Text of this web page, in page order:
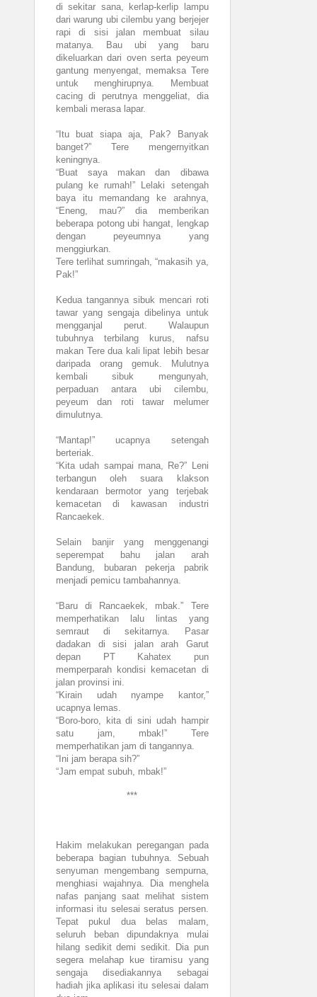
di sekitar sana, kerlap-kerlip lampu
dari warung ubi cilembu yang berjejer
rapi di sisi jalan membuat silau
matanya. Bau ubi yang baru
dikeluarkan dari oven serta peyeum
gantung menyengat, memaksa Tere
untuk menghirupnya. Membuat
cacing di perutnya menggeliat, dia
kembali merasa lapar.
“Itu buat siapa aja, Pak? Banyak
banget?” Tere mengernyitkan
keningnya.
“Buat saya makan dan dibawa
pulang ke rumah!” Lelaki setengah
baya itu memandang ke arahnya,
“Eneng, mau?” dia memberikan
beberapa potong ubi hangat, lengkap
dengan peyeumnya yang
menggiurkan.
Tere terlihat sumringah, “makasih ya,
Pak!”
Kedua tangannya sibuk mencari roti
tawar yang sengaja dibelinya untuk
mengganjal perut. Walaupun
tubuhnya terbilang kurus, nafsu
makan Tere dua kali lipat lebih besar
daripada orang gemuk. Mulutnya
kembali sibuk mengunyah,
perpaduan antara ubi cilembu,
peyeum dan roti tawar melumer
dimulutnya.
“Mantap!” ucapnya setengah
berteriak.
“Kita udah sampai mana, Re?” Leni
terbangun oleh suara klakson
kendaraan bermotor yang terjebak
kemacetan di kawasan industri
Rancaekek.
Selain banjir yang menggenangi
seperempat bahu jalan arah
Bandung, bubaran pekerja pabrik
menjadi pemicu tambahannya.
“Baru di Rancaekek, mbak.” Tere
memperhatikan lalu lintas yang
semraut di sekitarnya. Pasar
dadakan di sisi jalan arah Garut
depan PT Kahatex pun
memperparah kondisi kemacetan di
jalan provinsi ini.
“Kirain udah nyampe kantor,”
ucapnya lemas.
“Boro-boro, kita di sini udah hampir
satu jam, mbak!” Tere
memperhatikan jam di tangannya.
“Ini jam berapa sih?”
“Jam empat subuh, mbak!”
***
Hakim melakukan peregangan pada
beberapa bagian tubuhnya. Sebuah
senyuman mengembang sempurna,
menghiasi wajahnya. Dia menghela
nafas panjang saat melihat sistem
informasi itu selesai seratus persen.
Tepat pukul dua belas malam,
seluruh beban dipundaknya mulai
hilang sedikit demi sedikit. Dia pun
segera melahap kue tiramisu yang
sengaja disediakannya sebagai
hadiah jika aplikasi itu selesai dalam